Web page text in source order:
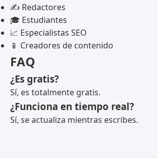
✍️ Redactores
🎓 Estudiantes
📈 Especialistas SEO
📱 Creadores de contenido
FAQ
¿Es gratis?
Sí, es totalmente gratis.
¿Funciona en tiempo real?
Sí, se actualiza mientras escribes.